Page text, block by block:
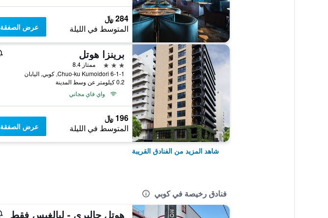
284 ﷼
المتوسط في الليلة عرض الصفقة
برينزا هوتل
3 نجوم
ممتاز 8.4
Chuo-ku Kumoidori 6-1-1, كوبي, اليابان
0.2 كيلومتر عن وسط المدينة
واي فاي مجاني
196 ﷼
المتوسط في الليلة عرض الصفقة
شاهد المزيد من الفنادق القريبة
فنادق رخيصة في كوبي
هوتل جاليري - لبالغيس فقط